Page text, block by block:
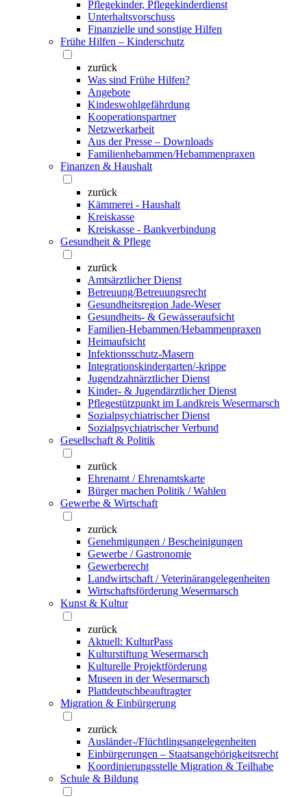
Pflegekinder, Pflegekinderdienst
Unterhaltsvorschuss
Finanzielle und sonstige Hilfen
Frühe Hilfen – Kinderschutz
zurück
Was sind Frühe Hilfen?
Angebote
Kindeswohlgefährdung
Kooperationspartner
Netzwerkarbeit
Aus der Presse – Downloads
Familienhebammen/Hebammenpraxen
Finanzen & Haushalt
zurück
Kämmerei - Haushalt
Kreiskasse
Kreiskasse - Bankverbindung
Gesundheit & Pflege
zurück
Amtsärztlicher Dienst
Betreuung/Betreuungsrecht
Gesundheitsregion Jade-Weser
Gesundheits- & Gewässeraufsicht
Familien-Hebammen/Hebammenpraxen
Heimaufsicht
Infektionsschutz-Masern
Integrationskindergarten/-krippe
Jugendzahnärztlicher Dienst
Kinder- & Jugendärztlicher Dienst
Pflegestützpunkt im Landkreis Wesermarsch
Sozialpsychiatrischer Dienst
Sozialpsychiatrischer Verbund
Gesellschaft & Politik
zurück
Ehrenamt / Ehrenamtskarte
Bürger machen Politik / Wahlen
Gewerbe & Wirtschaft
zurück
Genehmigungen / Bescheinigungen
Gewerbe / Gastronomie
Gewerberecht
Landwirtschaft / Veterinärangelegenheiten
Wirtschaftsförderung Wesermarsch
Kunst & Kultur
zurück
Aktuell: KulturPass
Kulturstiftung Wesermarsch
Kulturelle Projektförderung
Museen in der Wesermarsch
Plattdeutschbeauftragter
Migration & Einbürgerung
zurück
Ausländer-/Flüchtlingsangelegenheiten
Einbürgerungen – Staatsangehörigkeitsrecht
Koordinierungsstelle Migration & Teilhabe
Schule & Bildung